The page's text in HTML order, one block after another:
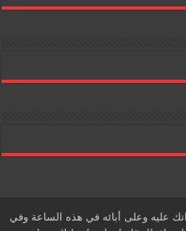
عليه وعلى أبائه في هذه الساعة وفي